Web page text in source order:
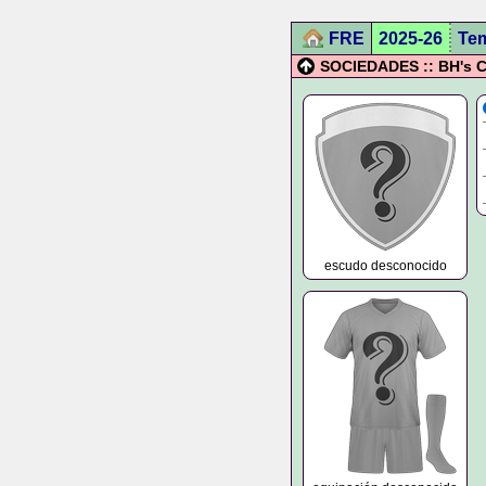
FRE 2025-26
SOCIEDADES :: BH's
escudo desconocido